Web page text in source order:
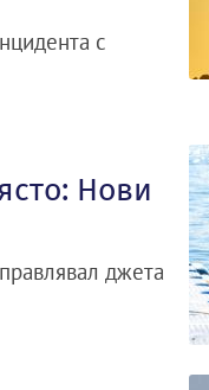
с
Нови
джета